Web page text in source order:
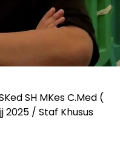
SH MKes C.Med (
/ Staf Khusus